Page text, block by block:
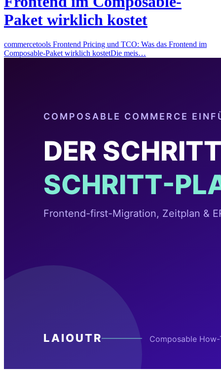
Paket wirklich kostet
commercetools Frontend Pricing und TCO: Was das Frontend im
Composable-Paket wirklich kostetDie meis…